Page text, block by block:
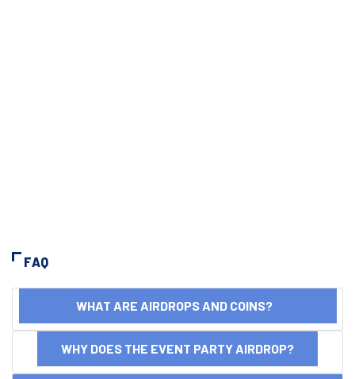
FAQ
WHAT ARE AIRDROPS AND COINS?
WHY DOES THE EVENT PARTY AIRDROP?